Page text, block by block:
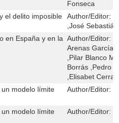
Fonseca
el delito imposible
Author/Editor:
,José
en España y en la Author/Editor:
Arenas García
,Pilar Blanco
Borrás ,Pedro
,Elisabet
modelo límite
Author/Editor:
modelo límite
Author/Editor: